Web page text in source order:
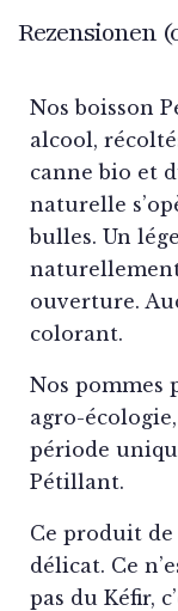
Rezensionen
Nos boisson
alcool,
canne bio et
naturelle
bulles. Un
ouverture.
colorant.
Nos pommes
agro-
période
Pétillant.
Ce produit
délicat. Ce
pas du Kéfir,